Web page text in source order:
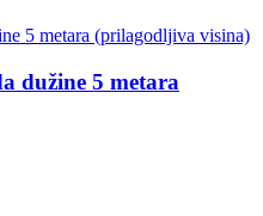
dužine 5 metara